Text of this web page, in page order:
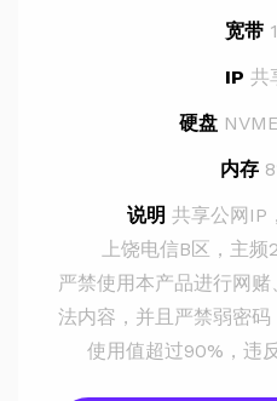
宽带
IP 共
硬盘
内存
说明 共享公网IP
上饶电信B区，主
严禁使用本产品进行网
法内容，并且严禁弱密
使用值超过90%，违